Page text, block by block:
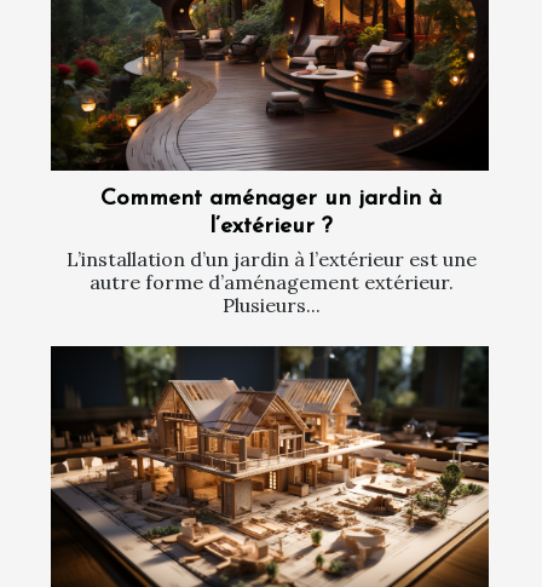
Comment aménager un jardin à
l’extérieur ?
L’installation d’un jardin à l’extérieur est une
autre forme d’aménagement extérieur.
Plusieurs...